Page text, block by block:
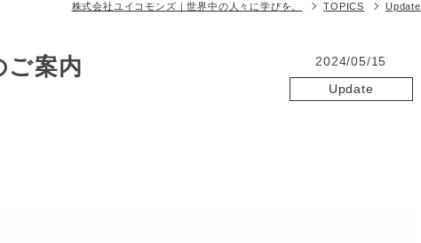
株式会社ユイコモンズ｜世界中の人々に学びを。 TOPICS Update
案内
2024/05/15
Update